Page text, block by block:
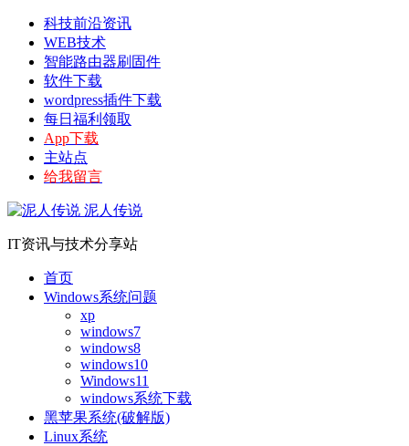
科技前沿资讯
WEB技术
智能路由器刷固件
软件下载
wordpress插件下载
每日福利领取
App下载
主站点
给我留言
泥人传说
IT资讯与技术分享站
首页
Windows系统问题
xp
windows7
windows8
windows10
Windows11
windows系统下载
黑苹果系统(破解版)
Linux系统